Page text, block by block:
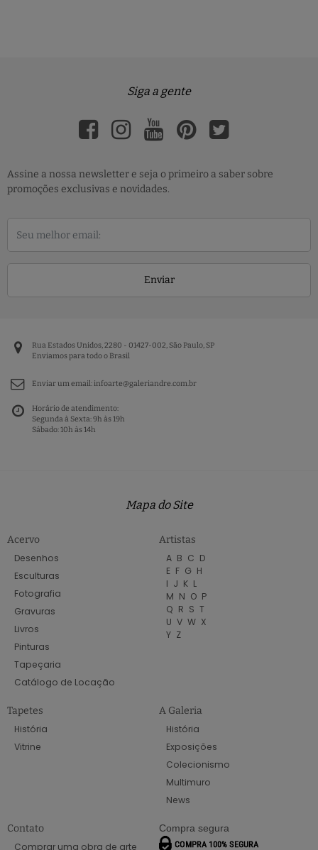
Siga a gente
Assine a nossa newsletter e seja o primeiro a saber sobre
promoções exclusivas e novidades.
Enviar
Rua Estados Unidos, 2280 - 01427-002, São Paulo, SP
Enviamos para todo o Brasil
Enviar um email:infoarte@galeriandre.com.br
Horário de atendimento:
Segunda à Sexta: 9h às 19h
Sábado: 10h às 14h
Mapa do Site
Acervo
Desenhos
Esculturas
Fotografia
Gravuras
Livros
Pinturas
Tapeçaria
Catálogo de Locação
Artistas
A B C D
E F G H
I J K L
M N O P
Q R S T
U V W X
Y Z
Tapetes
História
Vitrine
A Galeria
História
Exposições
Colecionismo
Multimuro
News
Contato
Comprar uma obra de arte
Compra segura